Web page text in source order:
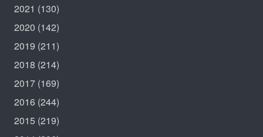
2021 (130)
2020 (142)
2019 (211)
2018 (214)
2017 (169)
2016 (244)
2015 (219)